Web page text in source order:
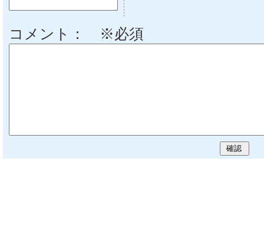
コメント： ※必須